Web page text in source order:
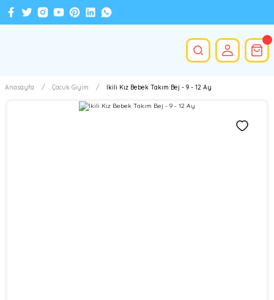
Anasayfa Çocuk Giyim İkili Kız Bebek Takım Bej - 9 - 12 Ay